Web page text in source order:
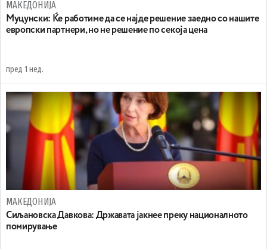
МАКЕДОНИЈА
Муцунски: Ќе работиме да се најде решение заедно со нашите
европски партнери, но не решение по секоја цена
пред 1 нед.
МАКЕДОНИЈА
Сиљановска Давкова: Државата јакнее преку националното
помирување